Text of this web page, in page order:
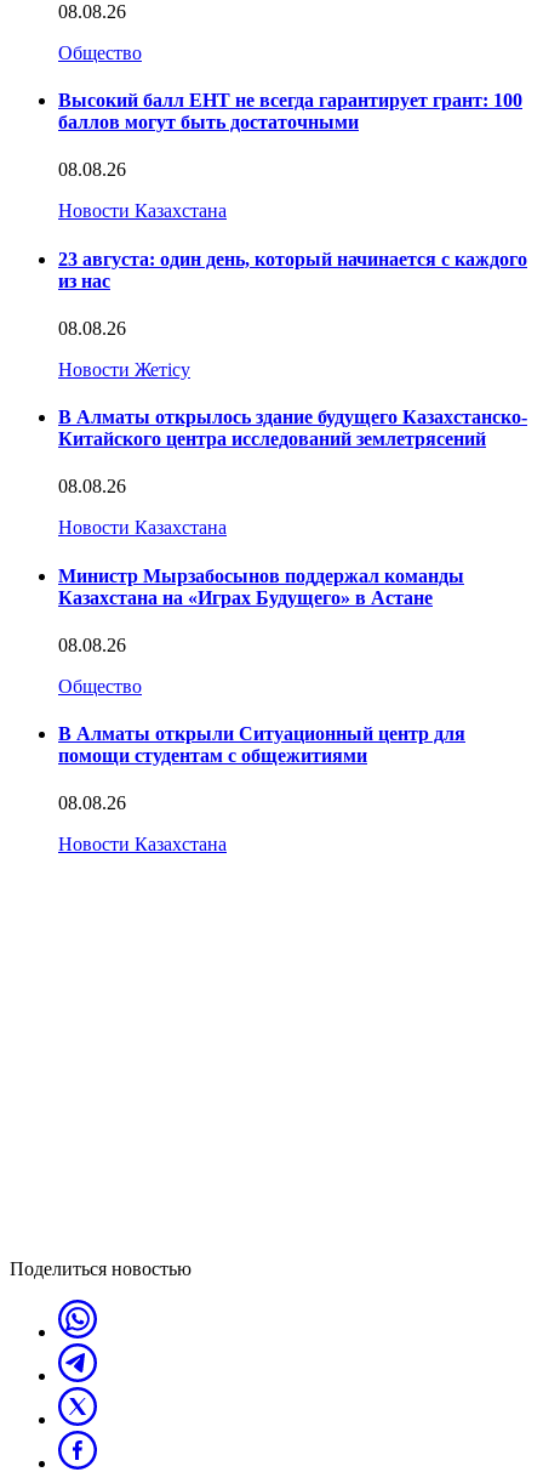
08.08.26
Общество
Высокий балл ЕНТ не всегда гарантирует грант: 100
баллов могут быть достаточными
08.08.26
Новости Казахстана
23 августа: один день, который начинается с каждого
из нас
08.08.26
Новости Жетісу
В Алматы открылось здание будущего Казахстанско-
Китайского центра исследований землетрясений
08.08.26
Новости Казахстана
Министр Мырзабосынов поддержал команды
Казахстана на «Играх Будущего» в Астане
08.08.26
Общество
В Алматы открыли Ситуационный центр для
помощи студентам с общежитиями
08.08.26
Новости Казахстана
Поделиться новостью